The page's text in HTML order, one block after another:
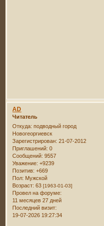
AD
Читатель
Откуда: подводный город
Новогеоргиевск
Зарегистрирован: 21-07-2012
Приглашений: 0
Сообщений: 9557
Уважение: +9239
Позитив: +669
Пол: Мужской
Возраст: 63[1963-01-03]
Провел на форуме:
11 месяцев 27 дней
Последний визит:
19-07-2026 19:27:34